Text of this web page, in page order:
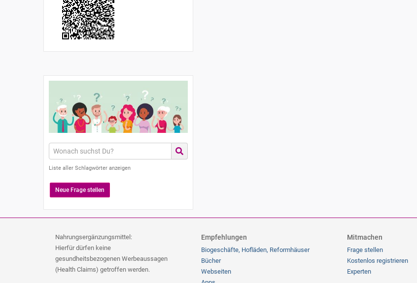
Liste aller Schlagwörter anzeigen
Neue Frage stellen
Nahrungsergänzungsmittel:
Hierfür dürfen keine
gesundheitsbezogenen Werbeaussagen
(Health Claims) getroffen werden.
Empfehlungen
Biogeschäfte, Hofläden, Reformhäuser
Bücher
Webseiten
Mitmachen
Frage stellen
Kostenlos registrieren
Experten